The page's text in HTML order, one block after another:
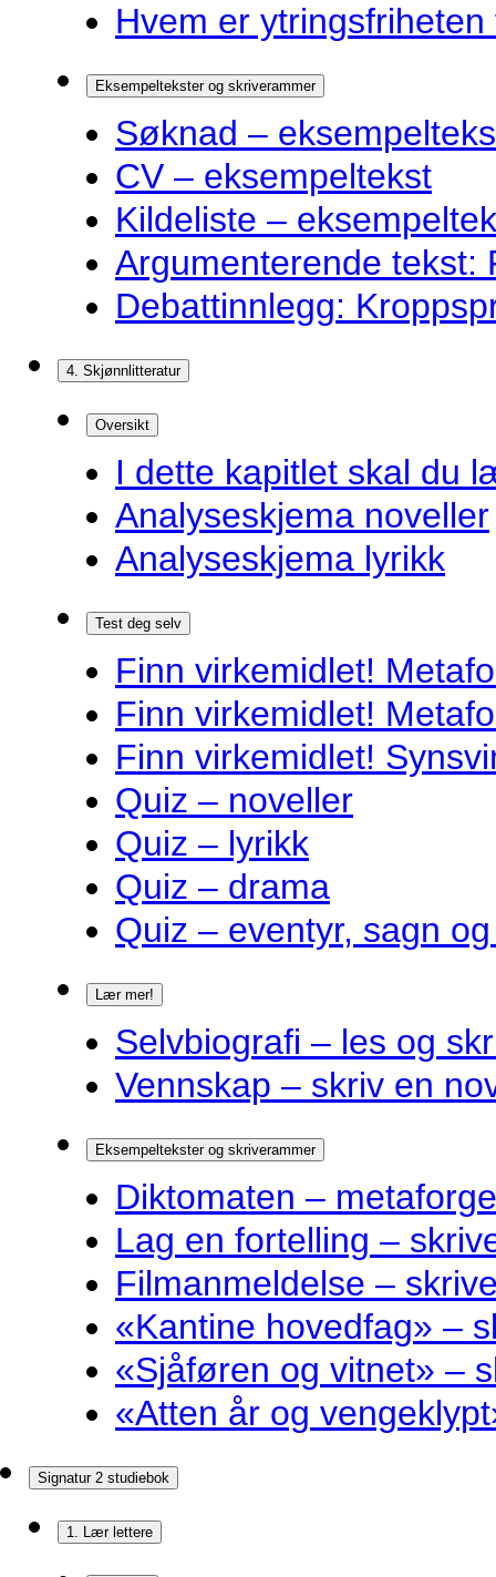
Hvem er
Eksempeltekster og skriverammer
Søknad –
CV – eksempeltekst
Kildeliste –
Argumenterende tekst:
Debattinnlegg:
4. Skjønnlitteratur
Oversikt
I dette kapitlet skal du
Analyseskjema noveller
Analyseskjema lyrikk
Test deg selv
Finn virkemidlet!
Finn virkemidlet!
Finn virkemidlet!
Quiz – noveller
Quiz – lyrikk
Quiz – drama
Quiz – eventyr, sagn
Lær mer!
Selvbiografi – les og
Vennskap – skriv en
Eksempeltekster og skriverammer
Diktomaten –
Lag en fortelling –
Filmanmeldelse –
«Kantine hovedfag» –
«Sjåføren og vitnet» –
«Atten år og
Signatur 2 studiebok
1. Lær lettere